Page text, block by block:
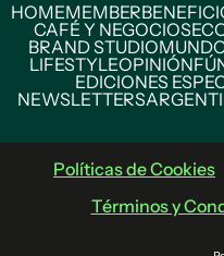
HOMEMEMBER
CAFÉ Y NEGOCIOS
BRAND STUDIO
LIFESTYLEOPINIÓN
EDICIONES
NEWSLETTERS
Políticas de Cookies
Términos y